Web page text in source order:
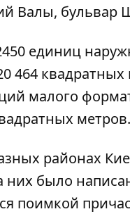
Валы, бульвар
единиц
квадратных
малого
метров.
районах
было
поимкой